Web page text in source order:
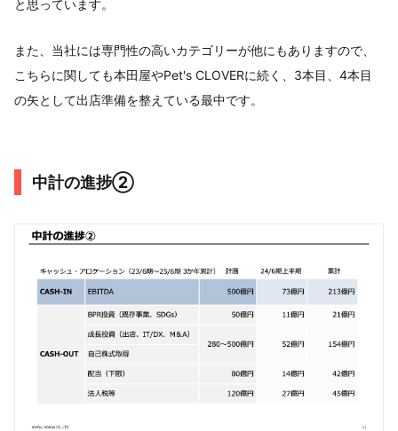
と思っています。
また、当社には専門性の高いカテゴリーが他にもありますので、
こちらに関しても本田屋やPet's CLOVERに続く、3本目、4本目
の矢として出店準備を整えている最中です。
中計の進捗②